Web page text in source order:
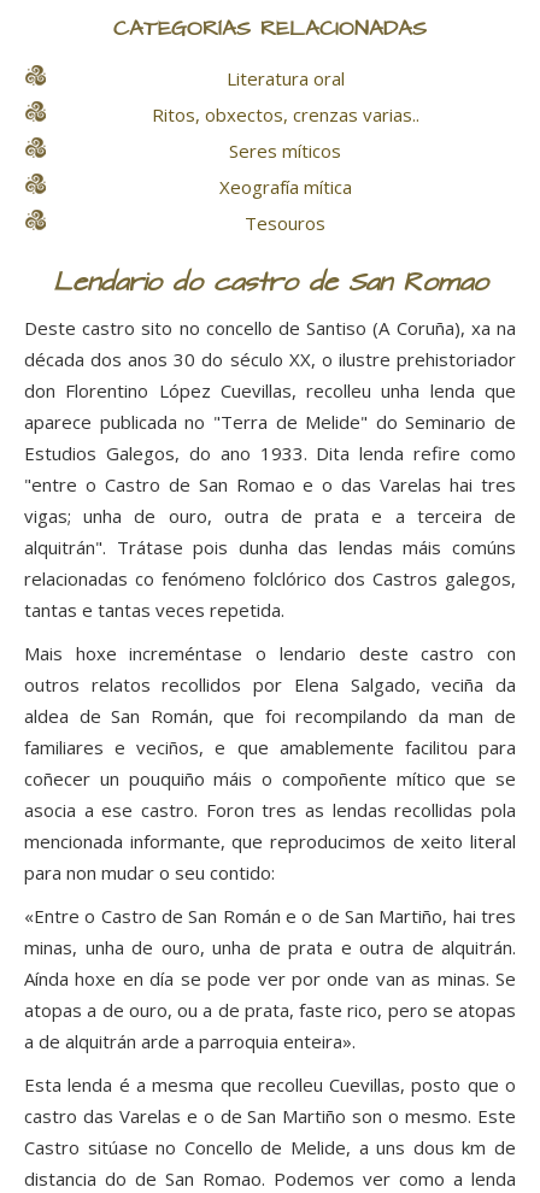
CATEGORÍAS RELACIONADAS
Literatura oral
Ritos, obxectos, crenzas varias..
Seres míticos
Xeografía mítica
Tesouros
Lendario do castro de San Romao
Deste castro sito no concello de Santiso (A Coruña), xa na
década dos anos 30 do século XX, o ilustre prehistoriador
don Florentino López Cuevillas, recolleu unha lenda que
aparece publicada no "Terra de Melide" do Seminario de
Estudios Galegos, do ano 1933. Dita lenda refire como
"entre o Castro de San Romao e o das Varelas hai tres
vigas; unha de ouro, outra de prata e a terceira de
alquitrán". Trátase pois dunha das lendas máis comúns
relacionadas co fenómeno folclórico dos Castros galegos,
tantas e tantas veces repetida.
Mais hoxe increméntase o lendario deste castro con
outros relatos recollidos por Elena Salgado, veciña da
aldea de San Román, que foi recompilando da man de
familiares e veciños, e que amablemente facilitou para
coñecer un pouquiño máis o compoñente mítico que se
asocia a ese castro. Foron tres as lendas recollidas pola
mencionada informante, que reproducimos de xeito literal
para non mudar o seu contido:
«Entre o Castro de San Román e o de San Martiño, hai tres
minas, unha de ouro, unha de prata e outra de alquitrán.
Aínda hoxe en día se pode ver por onde van as minas. Se
atopas a de ouro, ou a de prata, faste rico, pero se atopas
a de alquitrán arde a parroquia enteira».
Esta lenda é a mesma que recolleu Cuevillas, posto que o
castro das Varelas e o de San Martiño son o mesmo. Este
Castro sitúase no Concello de Melide, a uns dous km de
distancia do de San Romao. Podemos ver como a lenda